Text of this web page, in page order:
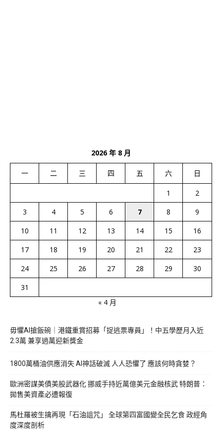
2026 年 8 月
一 二 三 四 五 六 日
1
2
3
4 5 6 7 8
9
10
11 12 13 14 15
16
17
18 19 20 21 22
23
24
25 26 27 28 29
30
31
« 4 月
毋懼AI搶飯碗｜港鐵重賞招募「捉逃票專員」！中五學歷月入近
2.3萬 兼享過萬迎新獎金
1800萬桶油供應消失 AI神話破滅 人人恐懼了 應該何時貪婪？
歐洲密謀美債美股武器化 挪威手持近萬億美元金融核武 特朗普：
拋售美資產必遭報復
馬杜羅被生擒再現「石油詛咒」 全球第四富國變全民乞食 政經角
度深度剖析